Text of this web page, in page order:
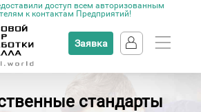
доступ всем авторизованным
к контактам Предприятий!
Заявка
стандарты